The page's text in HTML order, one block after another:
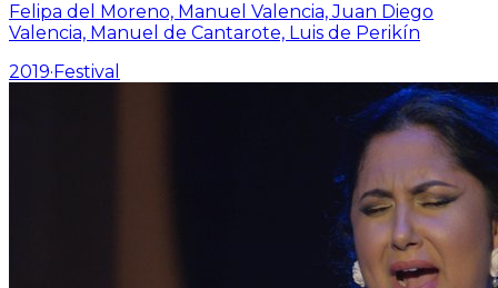
Felipa del Moreno, Manuel Valencia, Juan Diego
Valencia, Manuel de Cantarote, Luis de Perikín
2019· Festival